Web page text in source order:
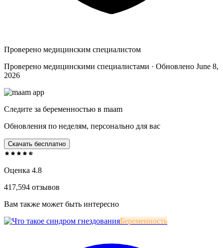
Проверено медицинским специалистом
Проверено медицинскими специалистами · Обновлено June 8,
2026
Следите за беременностью в maam
Обновления по неделям, персонально для вас
Скачать бесплатно
Оценка 4.8
417,594 отзывов
Вам также может быть интересно
Беременность